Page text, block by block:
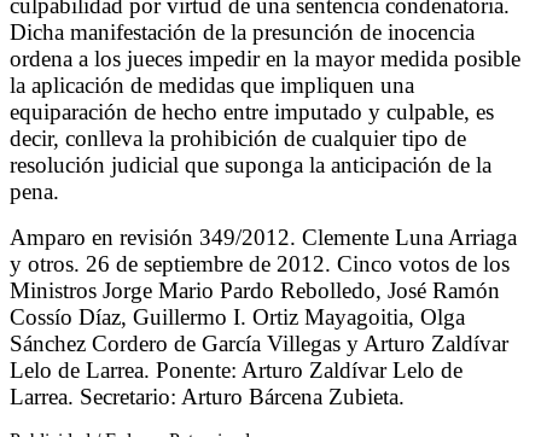
culpabilidad por virtud de una sentencia condenatoria.
Dicha manifestación de la presunción de inocencia
ordena a los jueces impedir en la mayor medida posible
la aplicación de medidas que impliquen una
equiparación de hecho entre imputado y culpable, es
decir, conlleva la prohibición de cualquier tipo de
resolución judicial que suponga la anticipación de la
pena.
Amparo en revisión 349/2012. Clemente Luna Arriaga
y otros. 26 de septiembre de 2012. Cinco votos de los
Ministros Jorge Mario Pardo Rebolledo, José Ramón
Cossío Díaz, Guillermo I. Ortiz Mayagoitia, Olga
Sánchez Cordero de García Villegas y Arturo Zaldívar
Lelo de Larrea. Ponente: Arturo Zaldívar Lelo de
Larrea. Secretario: Arturo Bárcena Zubieta.